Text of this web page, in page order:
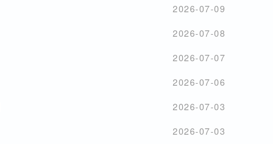
2026-07-09
2026-07-08
2026-07-07
2026-07-06
2026-07-03
2026-07-03